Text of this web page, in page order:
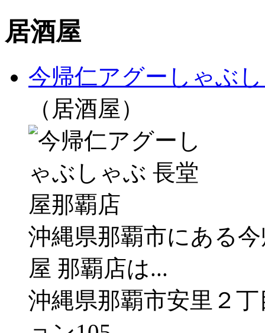
居酒屋
今帰仁アグーしゃぶ
（居酒屋）
沖縄県那覇市にある
屋 那覇店は...
沖縄県那覇市安里２